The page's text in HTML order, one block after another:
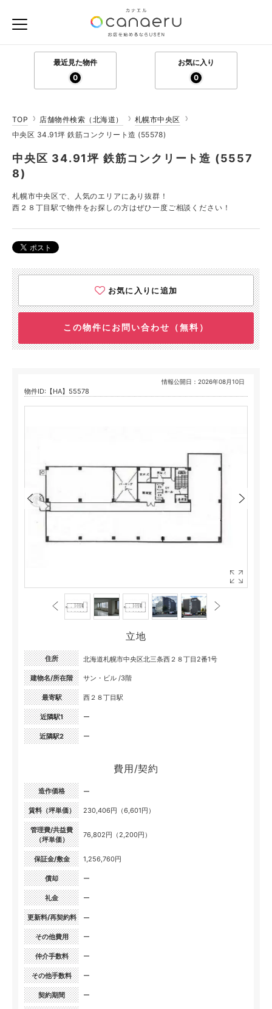
最近見た物件
0
お気に入り
0
TOP 店舗物件検索（北海道）
札幌市中央区
中央区 34.91坪 鉄筋コンクリート造 (55578)
中央区 34.91坪 鉄筋コンクリート造 (5557
8)
札幌市中央区で、人気のエリアにあり抜群！
西２８丁目駅で物件をお探しの方はぜひ一度ご相談ください！
お気に入りに追加
この物件にお問い合わせ（無料）
物件ID:【HA】55578
情報公開日：2026年08月10日
立地
住所 北海道札幌市中央区北三条西２８丁目2番1号
建物名/所在階 サン・ビル /3階
最寄駅 西２８丁目駅
近隣駅1 ー
近隣駅2 ー
費用/契約
造作価格 ー
賃料（坪単価） 230,406円（6,601円）
管理費/共益費
（坪単価）
76,802円（2,200円）
保証金/敷金 1,256,760円
償却 ー
礼金 ー
更新料/再契約料 ー
その他費用 ー
仲介手数料 ー
その他手数料 ー
契約期間 ー